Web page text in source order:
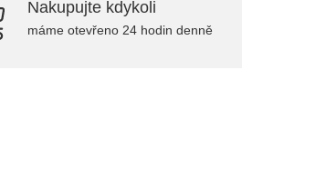
Nakupujte kdykoli
máme otevřeno 24 hodin denně